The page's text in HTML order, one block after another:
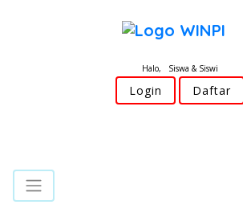
Halo, Siswa & Siswi
Login Daftar